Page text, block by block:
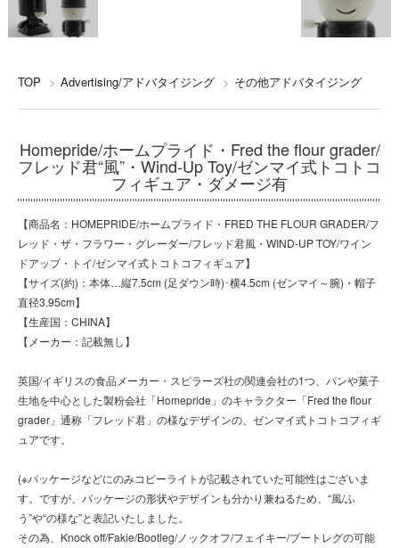
TOP > Advertising/アドバタイジング > その他アドバタイジング
Homepride/ホームプライド・Fred the flour grader/
フレッド君“風”・Wind-Up Toy/ゼンマイ式トコトコ
フィギュア・ダメージ有
【商品名：HOMEPRIDE/ホームプライド・FRED THE FLOUR GRADER/フ
レッド・ザ・フラワー・グレーダー/フレッド君風・WIND-UP TOY/ワイン
ドアップ・トイ/ゼンマイ式トコトコフィギュア】
【サイズ(約)：本体…縦7.5cm (足ダウン時)･横4.5cm (ゼンマイ～腕)・帽子
直径3.95cm】
【生産国：CHINA】
【メーカー：記載無し】
英国/イギリスの食品メーカー・スピラーズ社の関連会社の1つ、パンや菓子
生地を中心とした製粉会社「Homepride」のキャラクター「Fred the flour
grader」通称「フレッド君」の様なデザインの、ゼンマイ式トコトコフィギ
ュアです。
(※パッケージなどにのみコピーライトが記載されていた可能性はございま
す。ですが、パッケージの形状やデザインも分かり兼ねるため、“風/ふ
う”や“の様な”と表記いたしました。
その為、Knock off/Fakie/Bootleg/ノックオフ/フェイキー/ブートレグの可能